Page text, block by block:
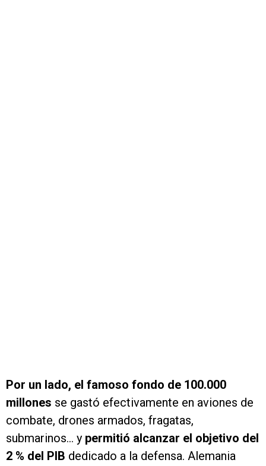
Por un lado, el famoso fondo de 100.000
millones se gastó efectivamente en aviones de
combate, drones armados, fragatas,
submarinos... y permitió alcanzar el objetivo del
2 % del PIB dedicado a la defensa. Alemania